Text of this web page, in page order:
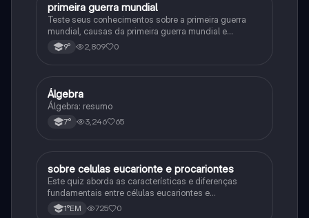
História
primeira guerra mundial
Teste seus conhecimentos sobre a primeira guerra
mundial, causas da primeira guerra mundial e
consequências da Primeira Guerra Mundial, fases da
primeira guerra mundial
9° 2,809 0
Matematica
Álgebra
Álgebra: resumo
7° 3,246 65
Biologia
sobre celulas eucarionte e procariontes
Este quiz aborda as características e diferenças
fundamentais entre células eucariontes e
procariontes.
1°EM 725 0